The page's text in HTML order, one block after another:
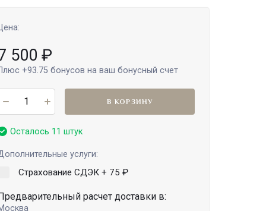
500 ₽
+93.75 бонусов на ваш бонусный счет
В КОРЗИНУ
Осталось 11 штук
услуги:
Страхование СДЭК + 75 ₽
расчет доставки в: